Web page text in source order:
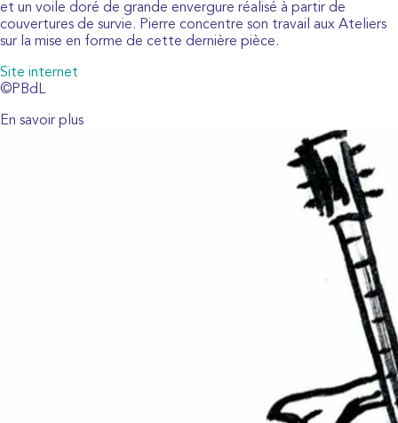
et un voile doré de grande envergure réalisé à partir de
couvertures de survie. Pierre concentre son travail aux Ateliers
sur la mise en forme de cette dernière pièce.
Site internet
©PBdL
En savoir plus